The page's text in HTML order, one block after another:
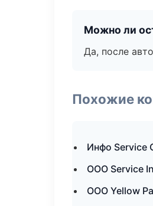
Можно ли
Да, после
Похожие
Инфо Service
ООО Service
ООО Yellow